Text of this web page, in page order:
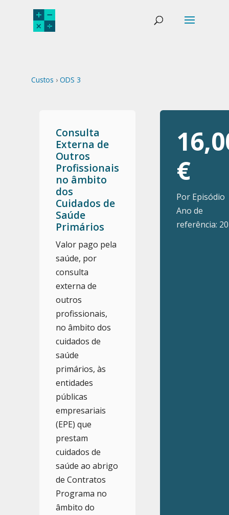
Custos › ODS 3
Consulta
Externa de
Outros
Profissionais
no âmbito
dos
Cuidados de
Saúde
Primários
Valor pago pela
saúde, por
consulta
externa de
outros
profissionais,
no âmbito dos
cuidados de
saúde
primários, às
entidades
públicas
empresariais
(EPE) que
prestam
cuidados de
saúde ao abrigo
de Contratos
Programa no
âmbito do
€
Por Episódio
Ano de
referência: